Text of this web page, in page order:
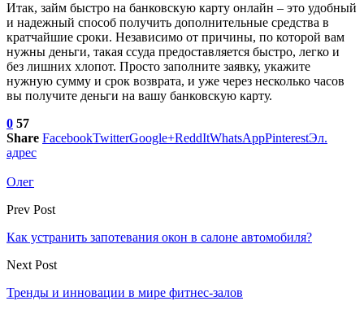
Итак, займ быстро на банковскую карту онлайн – это удобный
и надежный способ получить дополнительные средства в
кратчайшие сроки. Независимо от причины, по которой вам
нужны деньги, такая ссуда предоставляется быстро, легко и
без лишних хлопот. Просто заполните заявку, укажите
нужную сумму и срок возврата, и уже через несколько часов
вы получите деньги на вашу банковскую карту.
0 57
Share FacebookTwitterGoogle+ReddItWhatsAppPinterestЭл.
адрес
Олег
Prev Post
Как устранить запотевания окон в салоне автомобиля?
Next Post
Тренды и инновации в мире фитнес-залов